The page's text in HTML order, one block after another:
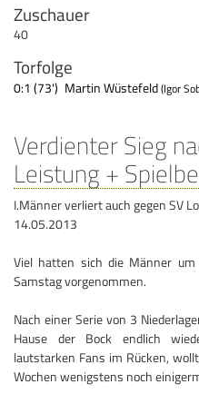
Zuschauer
40
Torfolge
0:1 (73') Martin Wüstefeld(Igor
Verdienter Sieg
Leistung +
I.Männer verliert auch gegen SV
14.05.2013
Viel hatten sich die Männer um
Samstag vorgenommen.
Nach einer Serie von 3
Hause der Bock endlich
lautstarken Fans im Rücken,
Wochen wenigstens noch